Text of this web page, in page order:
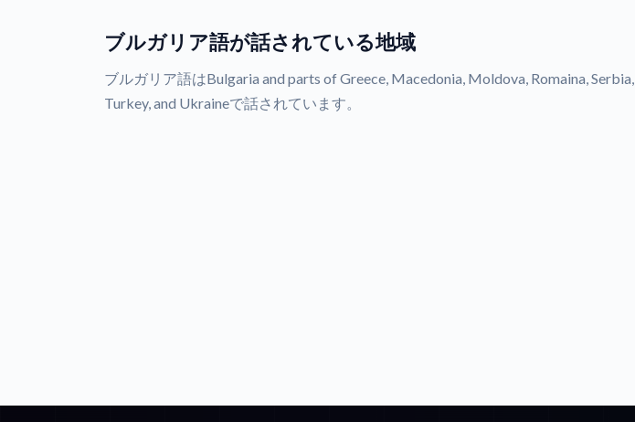
ブルガリア語が話されている地域
ブルガリア語はBulgaria and parts of Greece, Macedonia, Moldova, Romaina, Serbia,
Turkey, and Ukraineで話されています。